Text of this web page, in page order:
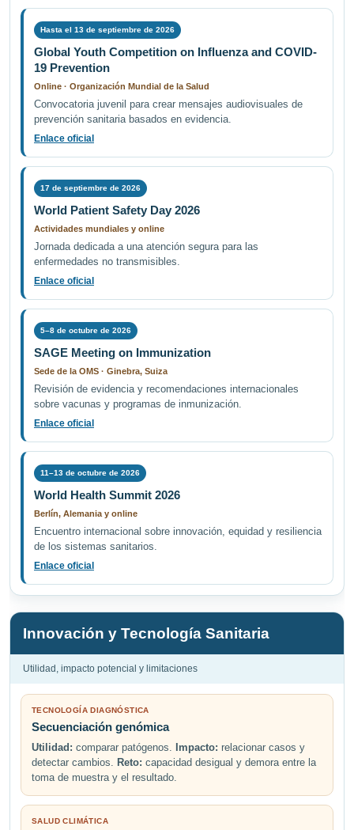
Hasta el 13 de septiembre de 2026
Global Youth Competition on Influenza and COVID-
19 Prevention
Online · Organización Mundial de la Salud
Convocatoria juvenil para crear mensajes audiovisuales de
prevención sanitaria basados en evidencia.
Enlace oficial
17 de septiembre de 2026
World Patient Safety Day 2026
Actividades mundiales y online
Jornada dedicada a una atención segura para las
enfermedades no transmisibles.
Enlace oficial
5–8 de octubre de 2026
SAGE Meeting on Immunization
Sede de la OMS · Ginebra, Suiza
Revisión de evidencia y recomendaciones internacionales
sobre vacunas y programas de inmunización.
Enlace oficial
11–13 de octubre de 2026
World Health Summit 2026
Berlín, Alemania y online
Encuentro internacional sobre innovación, equidad y resiliencia
de los sistemas sanitarios.
Enlace oficial
Innovación y Tecnología Sanitaria
Utilidad, impacto potencial y limitaciones
TECNOLOGÍA DIAGNÓSTICA
Secuenciación genómica
Utilidad: comparar patógenos. Impacto: relacionar casos y
detectar cambios. Reto: capacidad desigual y demora entre la
toma de muestra y el resultado.
SALUD CLIMÁTICA